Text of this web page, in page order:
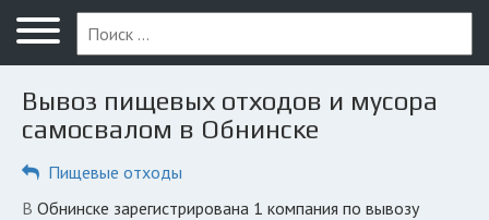
Меню
Главная
Вопрос юристу
Вывоз пищевых отходов и мусора
самосвалом в Обнинске
Пищевые отходы
в Обнинске зарегистрирована 1 компания по вывозу